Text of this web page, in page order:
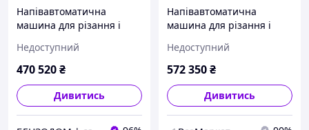
Напівавтоматична
машина для різання і
500 GH-PRO
Недоступний
470 520₴
Дивитись
Напівавтоматична
машина для різання і
Lumag SSA500GH-PRO/RS
Недоступний
572 350₴
Дивитись